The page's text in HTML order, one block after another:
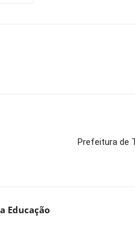
Prefeitura de
Educação